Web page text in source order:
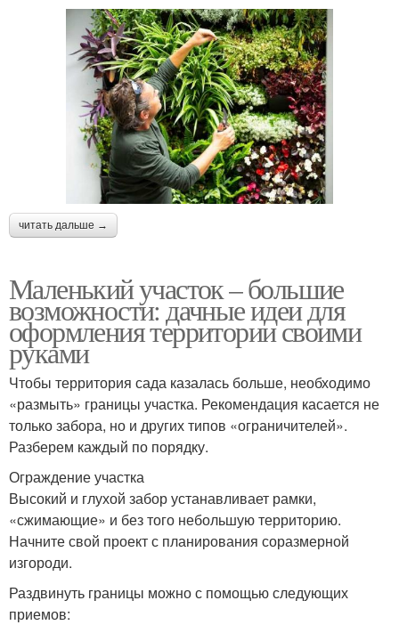
читать дальше →
Маленький участок – большие
возможности: дачные идеи для
оформления территории своими
руками
Чтобы территория сада казалась больше, необходимо
«размыть» границы участка. Рекомендация касается не
только забора, но и других типов «ограничителей».
Разберем каждый по порядку.
Ограждение участка
Высокий и глухой забор устанавливает рамки,
«сжимающие» и без того небольшую территорию.
Начните свой проект с планирования соразмерной
изгороди.
Раздвинуть границы можно с помощью следующих
приемов: